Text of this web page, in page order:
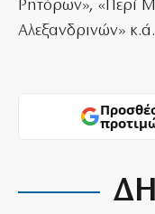
Ρητόρων», «Περί
Αλεξανδρινών» κ.ά.